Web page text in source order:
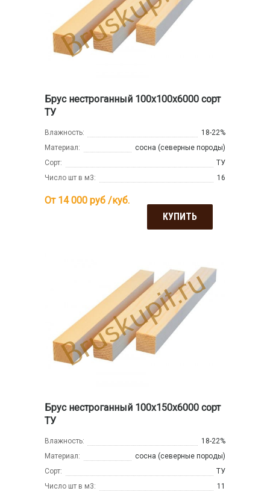
Брус нестроганный 100x100x6000 сорт
ТУ
Влажность:
18-22%
Материал:
сосна (северные породы)
Сорт:
ТУ
Число шт в м3:
16
От 14 000 руб /куб.
КУПИТЬ
Брус нестроганный 100x150x6000 сорт
ТУ
Влажность:
18-22%
Материал:
сосна (северные породы)
Сорт:
ТУ
Число шт в м3:
11